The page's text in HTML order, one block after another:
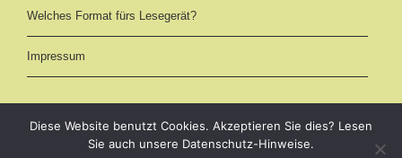
Welches Format fürs Lesegerät?
Impressum
Diese Website benutzt Cookies. Akzeptieren Sie dies? Lesen
Sie auch unsere Datenschutz-Hinweise.